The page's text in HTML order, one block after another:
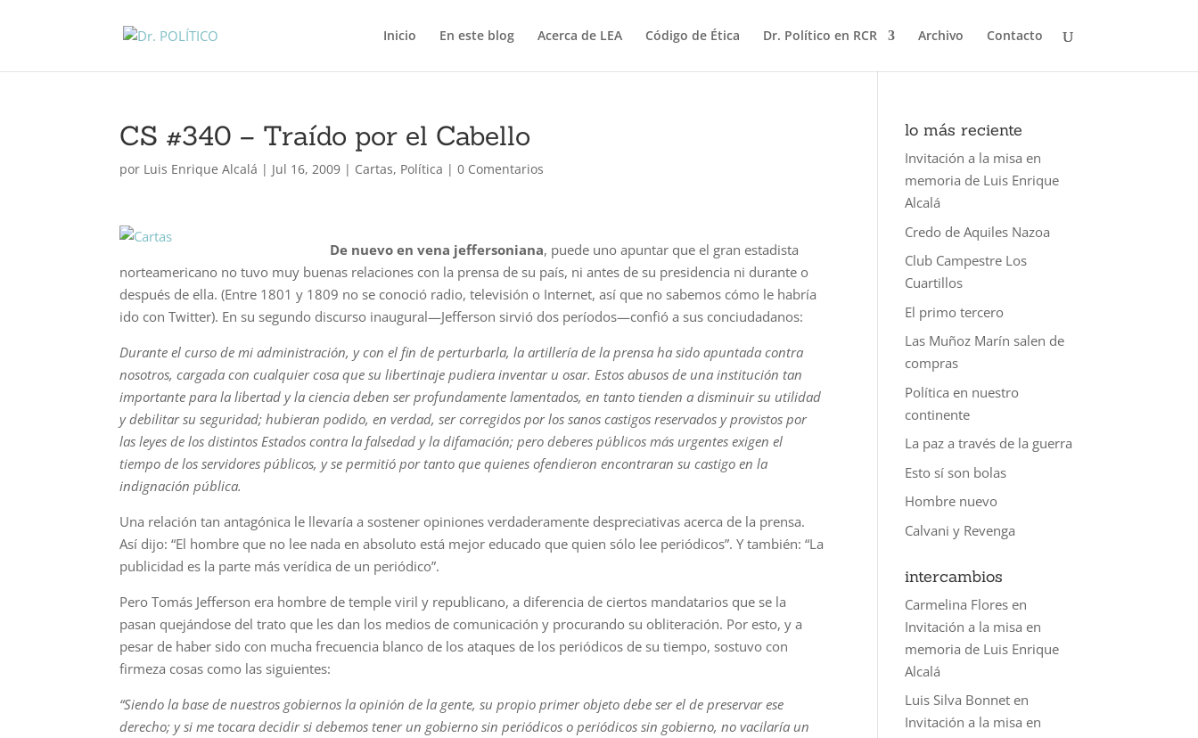
Inicio En este blog Acerca de LEA Código de Ética Dr. Político en RCR Archivo Contacto
CS #340 – Traído por el Cabello
por Luis Enrique Alcalá | Jul 16, 2009 | Cartas, Política |0 Comentarios
De nuevo en vena jeffersoniana, puede uno apuntar que el gran estadista
norteamericano no tuvo muy buenas relaciones con la prensa de su país, ni antes de su presidencia ni durante o
después de ella. (Entre 1801 y 1809 no se conoció radio, televisión o Internet, así que no sabemos cómo le habría
ido con Twitter). En su segundo discurso inaugural—Jefferson sirvió dos períodos—confió a sus conciudadanos:
Durante el curso de mi administración, y con el fin de perturbarla, la artillería de la prensa ha sido apuntada contra
nosotros, cargada con cualquier cosa que su libertinaje pudiera inventar u osar. Estos abusos de una institución tan
importante para la libertad y la ciencia deben ser profundamente lamentados, en tanto tienden a disminuir su utilidad
y debilitar su seguridad; hubieran podido, en verdad, ser corregidos por los sanos castigos reservados y provistos por
las leyes de los distintos Estados contra la falsedad y la difamación; pero deberes públicos más urgentes exigen el
tiempo de los servidores públicos, y se permitió por tanto que quienes ofendieron encontraran su castigo en la
indignación pública.
Una relación tan antagónica le llevaría a sostener opiniones verdaderamente despreciativas acerca de la prensa.
Así dijo: “El hombre que no lee nada en absoluto está mejor educado que quien sólo lee periódicos”. Y también: “La
publicidad es la parte más verídica de un periódico”.
Pero Tomás Jefferson era hombre de temple viril y republicano, a diferencia de ciertos mandatarios que se la
pasan quejándose del trato que les dan los medios de comunicación y procurando su obliteración. Por esto, y a
pesar de haber sido con mucha frecuencia blanco de los ataques de los periódicos de su tiempo, sostuvo con
firmeza cosas como las siguientes:
“Siendo la base de nuestros gobiernos la opinión de la gente, su propio primer objeto debe ser el de preservar ese
derecho; y si me tocara decidir si debemos tener un gobierno sin periódicos o periódicos sin gobierno, no vacilaría un
lo más reciente
Invitación a la misa en
memoria de Luis Enrique
Alcalá
Credo de Aquiles Nazoa
Club Campestre Los
Cuartillos
El primo tercero
Las Muñoz Marín salen de
compras
Política en nuestro
continente
La paz a través de la guerra
Esto sí son bolas
Hombre nuevo
Calvani y Revenga
intercambios
Carmelina Flores en
Invitación a la misa en
memoria de Luis Enrique
Alcalá
Luis Silva Bonnet en
Invitación a la misa en